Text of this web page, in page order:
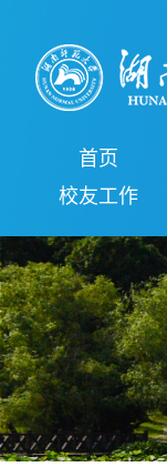
首页
校友工作